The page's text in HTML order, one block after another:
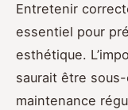
Entretenir
essentiel pour
esthétique.
saurait être
maintenance